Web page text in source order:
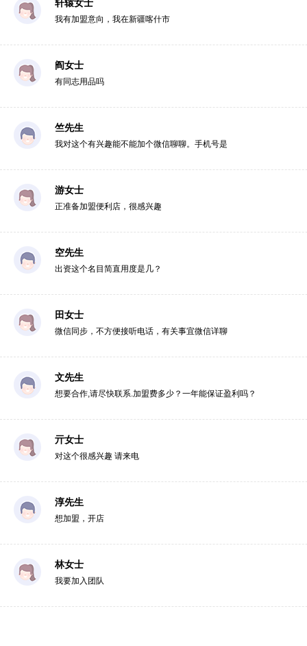
轩辕女士
我有加盟意向，我在新疆喀什市
阎女士
有同志用品吗
竺先生
我对这个有兴趣能不能加个微信聊聊。手机号是
游女士
正准备加盟便利店，很感兴趣
空先生
出资这个名目简直用度是几？
田女士
微信同步，不方便接听电话，有关事宜微信详聊
文先生
想要合作,请尽快联系.加盟费多少？一年能保证盈利吗？
亓女士
对这个很感兴趣 请来电
淳先生
想加盟，开店
林女士
我要加入团队